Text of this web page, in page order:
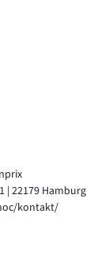
| 22179 Hamburg
kontakt/